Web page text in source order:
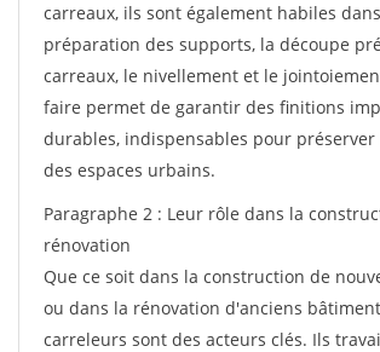
carreaux, ils sont également habiles
préparation des supports, la découpe
carreaux, le nivellement et le
faire permet de garantir des finitions
durables, indispensables pour
des espaces urbains.
Paragraphe 2 : Leur rôle dans la
rénovation
Que ce soit dans la construction de
ou dans la rénovation d'anciens
carreleurs sont des acteurs clés. Ils